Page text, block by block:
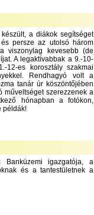
a diákok segítséget
persze az utolsó három
viszonylag kevesebb (de
A legaktívabbak a 9.-10-
12-es korosztály szakmai
Rendhagyó volt a
tanár úr köszöntőjében
műveltséget szerezzenek a
hónapban a fotókon,
példák!
Banküzemi igazgatója, a
és a tantestületnek a